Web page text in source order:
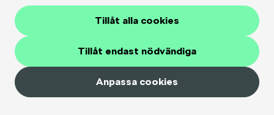
Tillåt alla cookies
Tillåt endast nödvändiga
Anpassa cookies
Juridiskt